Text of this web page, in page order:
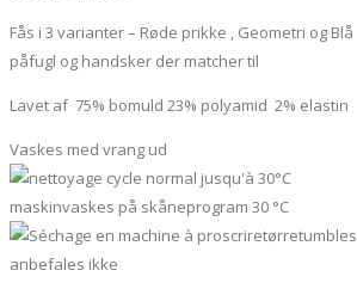
Fås i 3 varianter – Røde prikke , Geometri og Blå
påfugl og handsker der matcher til
Lavet af 75% bomuld 23% polyamid 2% elastin
Vaskes med vrang ud
maskinvaskes på skåneprogram 30 °C
tørretumbles
anbefales ikke